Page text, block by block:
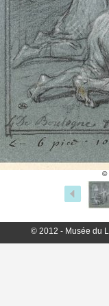
©
© 2012 - Musée du